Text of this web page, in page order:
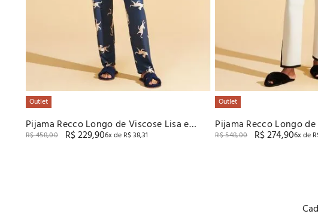
Outlet
Pijama Recco Longo de Viscose Lisa e
Digital
R$458,00 R$229,906x de R$38,31
Outlet
Pijama Recco Longo
Flanelado
R$548,00 R$274,906x de